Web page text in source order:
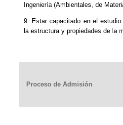
Ingeniería (Ambientales, de
9. Estar capacitado en el
la estructura y propiedades de la
Proceso de Admisión